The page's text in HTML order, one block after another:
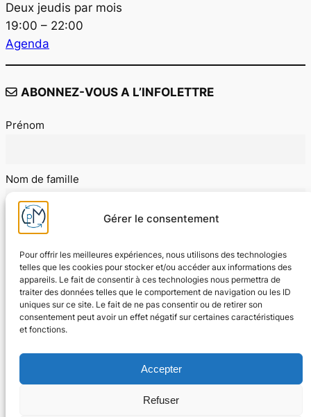
Gérer le consentement
Pour offrir les meilleures expériences, nous utilisons des technologies
telles que les cookies pour stocker et/ou accéder aux informations des
appareils. Le fait de consentir à ces technologies nous permettra de
traiter des données telles que le comportement de navigation ou les ID
uniques sur ce site. Le fait de ne pas consentir ou de retirer son
consentement peut avoir un effet négatif sur certaines caractéristiques
et fonctions.
Accepter
Refuser
Deux jeudis par mois
19:00 – 22:00
Agenda
ABONNEZ-VOUS A L’INFOLETTRE
Prénom
Nom de famille
E-mail
J'accepte les conditions d'utilisation